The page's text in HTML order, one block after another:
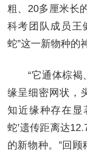
粗、20多厘米长
科考团队成员王
蛇”这一新物种的
“它通体棕褐
缘呈细密网状，
知近缘种存在
蛇’遗传距离达
的新物种。”回